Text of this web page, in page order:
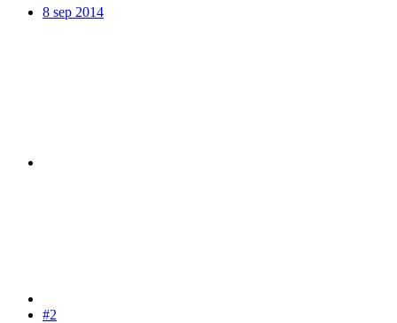
8 sep 2014
#2